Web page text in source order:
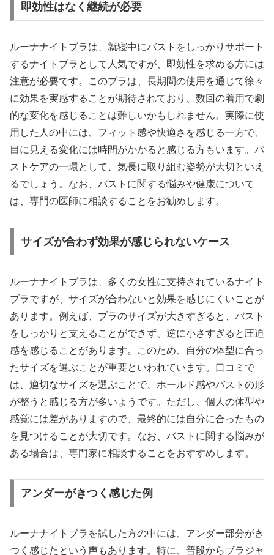
即効性はなく継続が必要
ルーナナイトブラは、就寝中にバストをしっかりサポート
するナイトブラとして人気ですが、即効性を求める方には
注意が必要です。このブラは、長期間の使用を通じて徐々
に効果を実感することが期待されており、数回の着用で劇
的な変化を感じることは難しいかもしれません。実際に使
用した人の中には、フィット感や快適さを感じる一方で、
目に見える変化には時間がかかると感じる方もいます。バ
ストケアの一環として、気長に取り組む姿勢が大切といえ
るでしょう。なお、バストに関する悩みや健康について
は、専門の医師に相談することをお勧めします。
サイズが合わず効果が感じられないケース
ルーナナイトブラは、多くの女性に支持されているナイト
ブラですが、サイズが合わないと効果を感じにくいことが
あります。例えば、ブラのサイズが大きすぎると、バスト
をしっかりと支えることができず、逆に小さすぎると圧迫
感を感じることがあります。このため、自分の体型に合っ
たサイズを選ぶことが重要といわれています。口コミで
は、適切なサイズを選ぶことで、ホールド感やバストの形
が整うと感じる方が多いようです。ただし、個人の体型や
感覚には差がありますので、最終的には自分に合ったもの
を見つけることが大切です。なお、バストに関する悩みが
ある場合は、専門家に相談することをおすすめします。
アンダーがきつく感じた例
ルーナナイトブラを試した方の中には、アンダー部分がき
つく感じたという声もあります。特に、普段からブラジャ